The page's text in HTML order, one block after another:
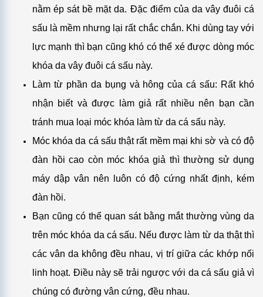
nằm ép sát bề mặt da. Đặc điểm của da vây đuôi cá
sấu là mềm nhưng lại rất chắc chắn. Khi dùng tay với
lực mạnh thì bạn cũng khó có thể xé được dòng móc
khóa da vây đuôi cá sấu này.
Làm từ phần da bụng và hông của cá sấu: Rất khó
nhận biết và được làm giả rất nhiều nên bạn cần
tránh mua loại móc khóa làm từ da cá sấu này.
Móc khóa da cá sấu thật rất mềm mại khi sờ và có độ
đàn hồi cao còn móc khóa giả thì thường sử dụng
máy dập vân nên luôn có độ cứng nhất định, kém
đàn hồi.
Bạn cũng có thể quan sát bằng mắt thường vùng da
trên móc khóa da cá sấu. Nếu được làm từ da thật thì
các vân da không đều nhau, vị trí giữa các khớp nối
linh hoạt. Điều này sẽ trải ngược với da cá sấu giả vì
chúng có đường vân cứng, đều nhau.